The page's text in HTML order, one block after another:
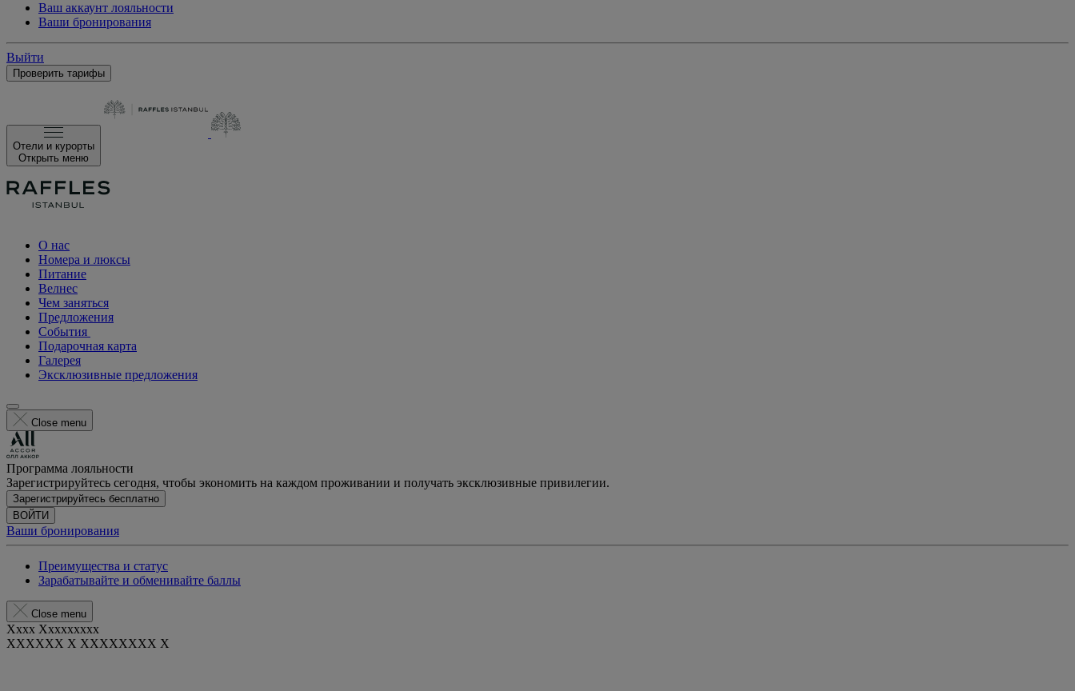
Ваш аккаунт лояльности
Ваши бронирования
Выйти
Проверить тарифы
Отели и курорты
Открыть меню
О нас
Номера и люксы
Питание
Велнес
Чем заняться
Предложения
События
Подарочная карта
Галерея
Эксклюзивные предложения
Close menu
Программа лояльности
Зарегистрируйтесь сегодня, чтобы экономить на каждом проживании и получать эксклюзивные привилегии.
Зарегистрируйтесь бесплатно
ВОЙТИ
Ваши бронирования
Преимущества и статус
Зарабатывайте и обменивайте баллы
Close menu
Xxxx Xxxxxxxxx
XXXXXX X XXXXXXXX X